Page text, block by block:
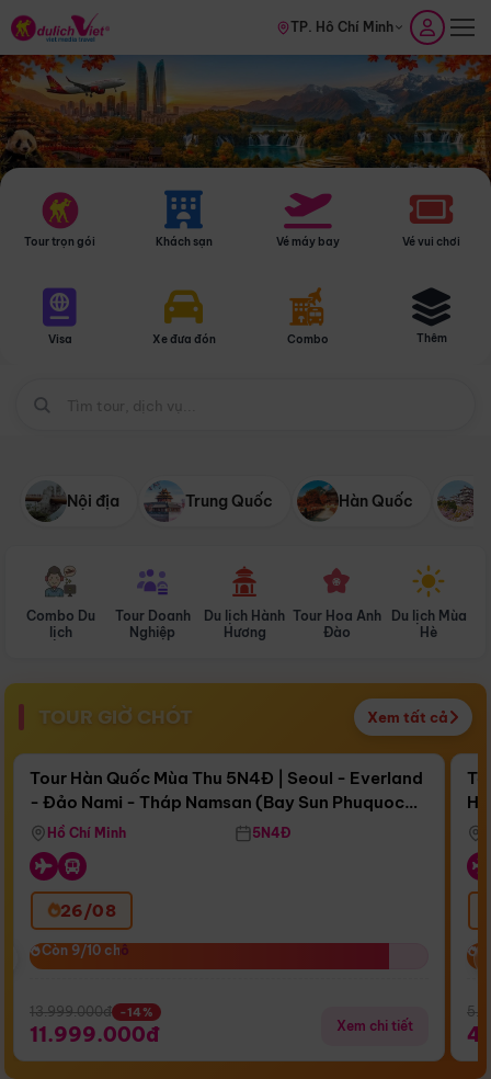
TP. Hồ Chí Minh
Tour trọn gói Khách sạn Vé máy bay Vé vui chơi
Visa Xe đưa đón Combo Thêm
Nội địa Trung Quốc Hàn Quốc
Combo Du
lịch
Tour Doanh
Nghiệp
Du lịch Hành
Hương
Tour Hoa Anh
Đào
Du lịch Mùa
Hè
TOUR GIỜ CHÓT Xem tất cả
Còn16 ngày 11:42:10
Bay Sun Phuquoc Airways
Điểm nổi bật
Tour Hàn Quốc Mùa Thu 5N4Đ | Seoul - Everland
- Đảo Nami - Tháp Namsan (Bay Sun Phuquoc
Airways)
Hồ Chí Minh 5N4Đ
26/08
Còn 9/10 chỗ
Còn 9/10 chỗ
13.999.000đ -14%
11.999.000đ Xem chi tiết